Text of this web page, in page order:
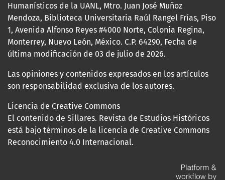
Humanísticos de la UANL, Mtro. Juan José Muñoz
Mendoza, Biblioteca Universitaria Raúl Rangel Frías, Piso
1, Avenida Alfonso Reyes #4000 Norte, Colonia Regina,
Monterrey, Nuevo León, México. C.P. 64290, Fecha de
última modificación de 03 de julio de 2026.
Las opiniones y contenidos expresados en los artículos
son responsabilidad exclusiva de los autores.
Licencia de Creative Commons
El contenido de Sillares. Revista de Estudios Históricos
está bajo términos de la licencia de Creative Commons
Reconocimiento 4.0 Internacional.